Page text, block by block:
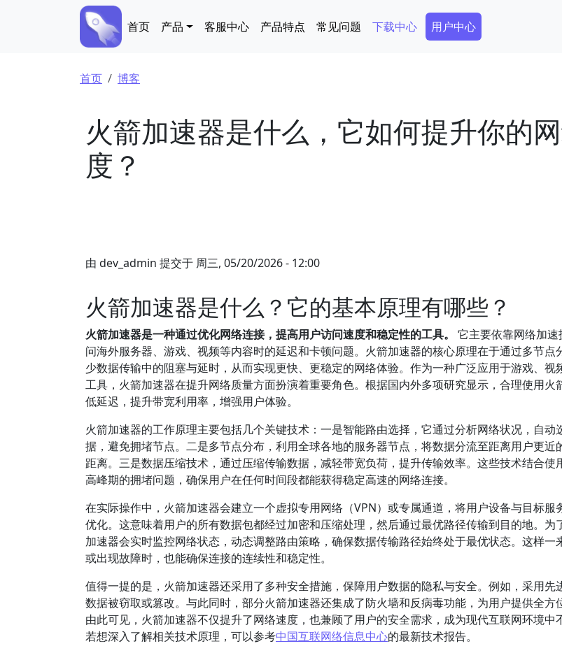
Main navigation
首页 产品 客服中心 产品特点 常见问题 下载中心 Secondary Menu
用户中心
面包屑
首页 博客
火箭加速器是什么，它如何提升你的
度？
由 dev_admin 提交于 周三, 05/20/2026 - 12:00
火箭加速器是什么？它的基本原理有哪些？
火箭加速器是一种通过优化网络连接，提高用户访问速度和稳定性的工具。
它主要依靠网络加
问海外服务器、游戏、视频等内容时的延迟和卡顿问题。火箭加速器的核心原理在于通过多节点
少数据传输中的阻塞与延时，从而实现更快、更稳定的网络体验。作为一种广泛应用于游戏、视
工具，火箭加速器在提升网络质量方面扮演着重要角色。根据国内外多项研究显示，合理使用火
低延迟，提升带宽利用率，增强用户体验。
火箭加速器的工作原理主要包括几个关键技术：一是智能路由选择，它通过分析网络状况，自动
据，避免拥堵节点。二是多节点分布，利用全球各地的服务器节点，将数据分流至距离用户更近
距离。三是数据压缩技术，通过压缩传输数据，减轻带宽负荷，提升传输效率。这些技术结合使
高峰期的拥堵问题，确保用户在任何时间段都能获得稳定高速的网络连接。
在实际操作中，火箭加速器会建立一个虚拟专用网络（VPN）或专属通道，将用户设备与目标服
优化。这意味着用户的所有数据包都经过加密和压缩处理，然后通过最优路径传输到目的地。为
加速器会实时监控网络状态，动态调整路由策略，确保数据传输路径始终处于最优状态。这样一
或出现故障时，也能确保连接的连续性和稳定性。
值得一提的是，火箭加速器还采用了多种安全措施，保障用户数据的隐私与安全。例如，采用先
数据被窃取或篡改。与此同时，部分火箭加速器还集成了防火墙和反病毒功能，为用户提供全方
由此可见，火箭加速器不仅提升了网络速度，也兼顾了用户的安全需求，成为现代互联网环境中
若想深入了解相关技术原理，可以参考中国互联网络信息中心的最新技术报告。